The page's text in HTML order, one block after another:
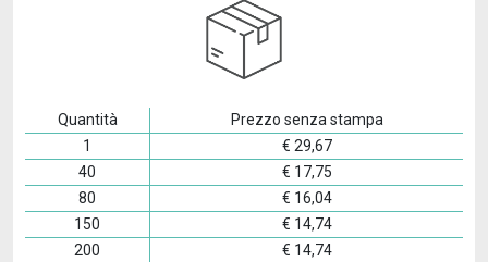
Quantità
Prezzo senza stampa
1
€ 29,67
40
€ 17,75
80
€ 16,04
150
€ 14,74
200
€ 14,74